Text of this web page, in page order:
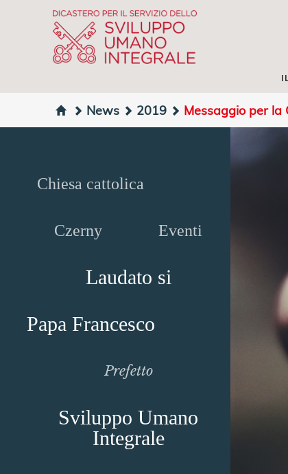
News 2019 Messaggio per la
Chiesa cattolica
Czerny Eventi
Laudato si
Papa Francesco
Prefetto
Sviluppo Umano
Integrale